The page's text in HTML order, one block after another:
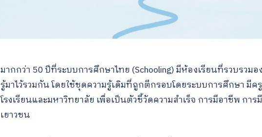
มากกว่า 50 ปีที่ระบบการศึกษาไทย (Schooling) มีห้องเรียนที่รวบรวม
รู้มาไว้รวมกัน โดยใช้ชุดความรู้เดิมที่ถูกตีกรอบโดยระบบการศึกษา มี
โรงเรียนและมหาวิทยาลัย เพื่อเป็นตัวชี้วัดความสำเร็จ การมีอาชีพ กา
เยาวชน